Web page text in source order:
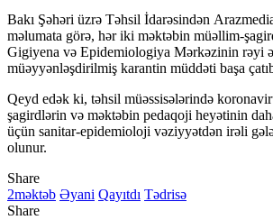
Bakı Şəhəri üzrə Təhsil İdarəsindən
məlumata görə, hər iki məktəbin müəllim-
Gigiyena və Epidemiologiya Mərkəzinin rəyi
müəyyənləşdirilmiş karantin müddəti başa
Qeyd edək ki, təhsil müəssisələrində
şagirdlərin və məktəbin pedaqoji heyətinin
üçün sanitar-epidemioloji vəziyyətdən irəli
olunur.
Share
2məktəb Əyani Qayıtdı Tədrisə
Share